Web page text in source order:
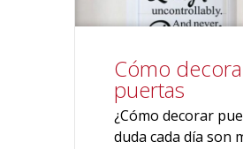
Cómo
puertas
¿Cómo decorar
duda cada día son